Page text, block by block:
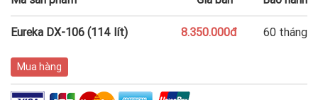
Eureka DX-106 (114 lít) 8.350.000đ 60 tháng
Mua hàng